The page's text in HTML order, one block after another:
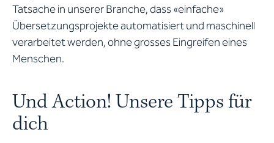
Tatsache in unserer Branche, dass «einfache»
Übersetzungsprojekte automatisiert und maschinell
verarbeitet werden, ohne grosses Eingreifen eines
Menschen.
Und Action! Unsere Tipps für
dich